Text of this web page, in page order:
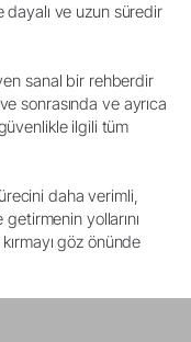
dayalı ve uzun süredir
sanal bir rehberdir
sonrasında ve ayrıca
ilgili tüm
daha verimli,
yollarını
göz önünde